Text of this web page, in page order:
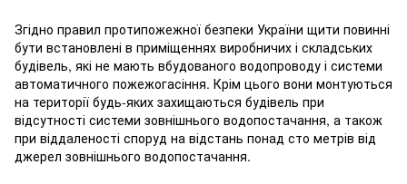
Згідно правил протипожежної безпеки України щити повинні
бути встановлені в приміщеннях виробничих і складських
будівель, які не мають вбудованого водопроводу і системи
автоматичного пожежогасіння. Крім цього вони монтуються
на території будь-яких захищаються будівель при
відсутності системи зовнішнього водопостачання, а також
при віддаленості споруд на відстань понад сто метрів від
джерел зовнішнього водопостачання.